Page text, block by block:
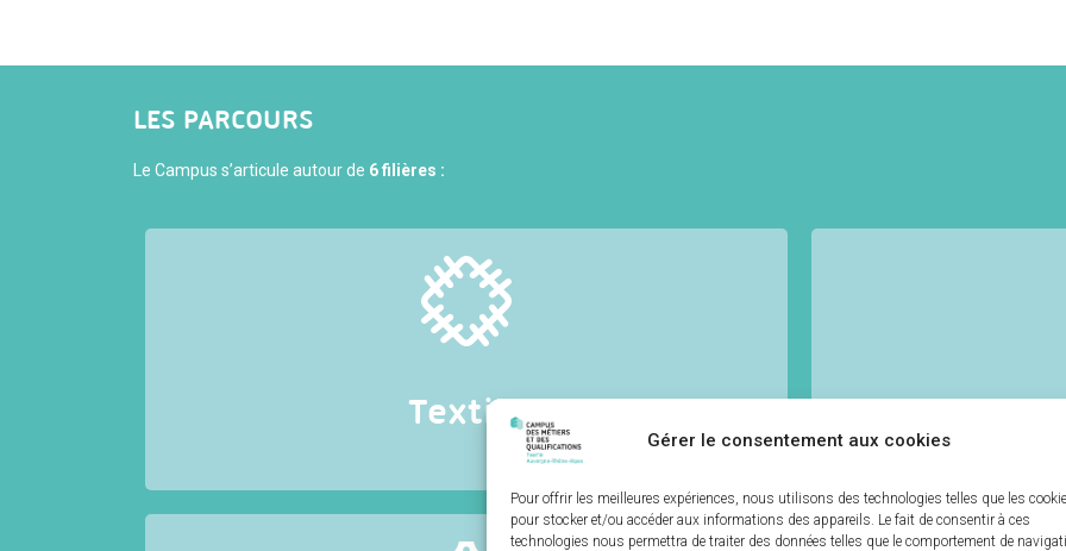
Gérer le consentement aux cookies
Pour offrir les meilleures expériences, nous utilisons des technologies telles que les
pour stocker et/ou accéder aux informations des appareils. Le fait de consentir à ces
technologies nous permettra de traiter des données telles que le comportement de
LES PARCOURS
Le Campus s’articule autour de 6 filières :
Textile
rassemble l'ensemble des activités de conception, de
fabrication et commercialisation des textiles sur plusieurs marchés
toute la confection